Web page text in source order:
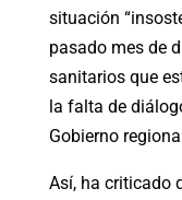
situación
pasado mes de
sanitarios que
la falta de
Gobierno
Así, ha criticado